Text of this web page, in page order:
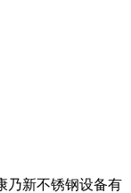
乃新不锈钢设备有